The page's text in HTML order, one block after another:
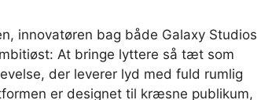
innovatøren bag både Galaxy Studios
At bringe lyttere så tæt som
der leverer lyd med fuld rumlig
er designet til kræsne publikum,